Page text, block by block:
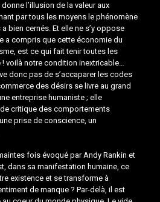
l’illusion de la valeur aux
par tous les moyens le phénomène
a bien cernés. Et elle ne s’y oppose
a compris que cette économie du
est ce qui fait tenir toutes les
! voilà notre condition inextricable…
donc pas de s’accaparer les codes
des désirs se livre au grand
entreprise humaniste ; elle
critique des comportements
prise de conscience, un
fois évoqué par Andy Rankin et
dans sa manifestation humaine, ce
existence et se transforme à
de manque ? Par-delà, il est